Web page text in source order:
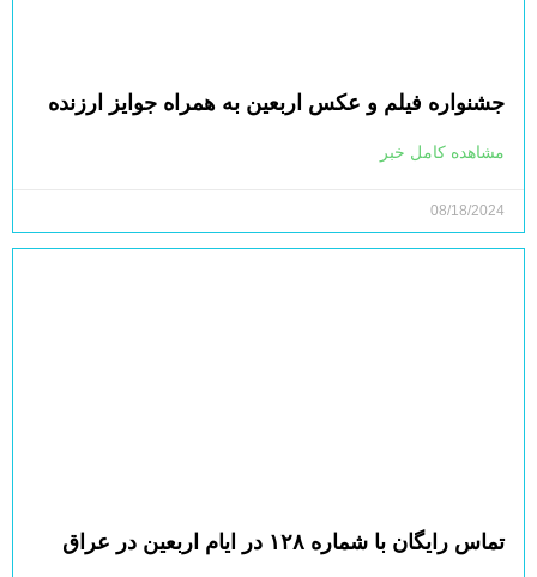
جشنواره فیلم و عکس اربعین به همراه جوایز ارزنده
مشاهده کامل خبر
08/18/2024
تماس رایگان با شماره ۱۲۸ در ایام اربعین در عراق